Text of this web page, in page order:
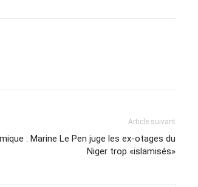
Article suivant
: Marine Le Pen juge les ex-otages du
Niger trop «islamisés»